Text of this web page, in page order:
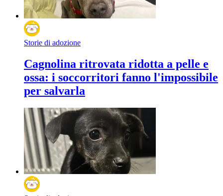
Storie di adozione
Cagnolina ritrovata ridotta a pelle e
ossa: i soccorritori fanno l'impossibile
per salvarla